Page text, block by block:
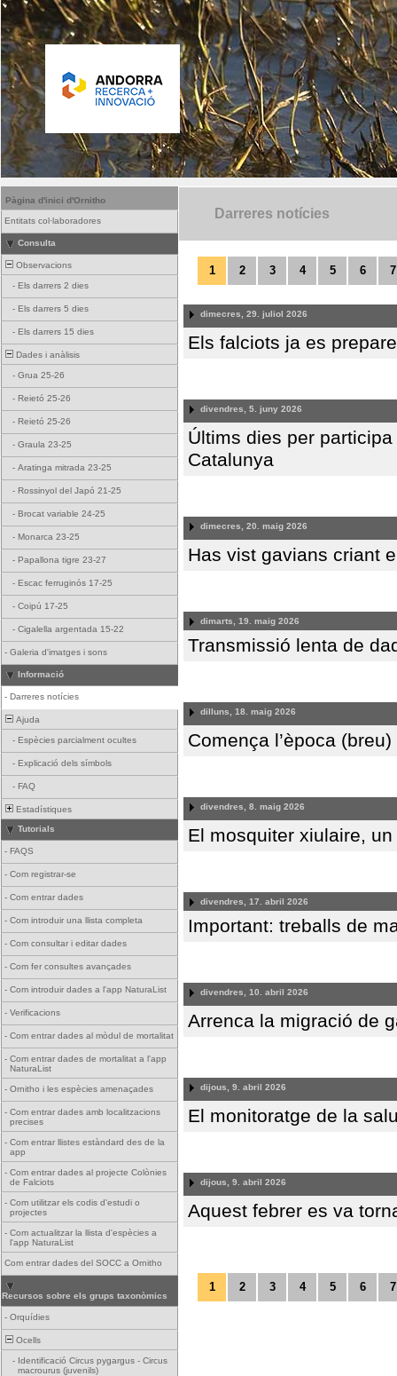
Pàgina d'inici d'Ornitho
Entitats col·laboradores
Consulta
Observacions
- Els darrers 2 dies
- Els darrers 5 dies
- Els darrers 15 dies
Dades i anàlisis
- Grua 25-26
- Reietó 25-26
- Reietó 25-26
- Graula 23-25
- Aratinga mitrada 23-25
- Rossinyol del Japó 21-25
- Brocat variable 24-25
- Monarca 23-25
- Papallona tigre 23-27
- Escac ferruginós 17-25
- Coipú 17-25
- Cigalella argentada 15-22
- Galeria d'imatges i sons
Informació
- Darreres notícies
Ajuda
- Espècies parcialment ocultes
- Explicació dels símbols
- FAQ
Estadístiques
Tutorials
- FAQS
- Com registrar-se
- Com entrar dades
- Com introduir una llista completa
- Com consultar i editar dades
- Com fer consultes avançades
- Com introduir dades a l'app NaturaList
- Verificacions
- Com entrar dades al mòdul de mortalitat
- Com entrar dades de mortalitat a l'app
NaturaList
- Ornitho i les espècies amenaçades
- Com entrar dades amb localitzacions
precises
- Com entrar llistes estàndard des de la
app
- Com entrar dades al projecte Colònies
de Falciots
- Com utilitzar els codis d'estudi o
projectes
- Com actualitzar la llista d'espècies a
l'app NaturaList
Com entrar dades del SOCC a Ornitho
Recursos sobre els grups taxonòmics
- Orquídies
Ocells
- Identificació Circus pygargus - Circus
macrourus (juvenils)
Darreres notícies
1 2 3 4 5 6 7
dimecres, 29. juliol 2026
Els falciots ja es
divendres, 5. juny 2026
Últims dies per
Catalunya
dimecres, 20. maig 2026
Has vist gavians criant
dimarts, 19. maig 2026
Transmissió lenta de
dilluns, 18. maig 2026
Comença l’època
divendres, 8. maig 2026
El mosquiter xiulaire,
divendres, 17. abril 2026
Important: treballs de
divendres, 10. abril 2026
Arrenca la migració de
dijous, 9. abril 2026
El monitoratge de la
dijous, 9. abril 2026
Aquest febrer es va
1 2 3 4 5 6 7